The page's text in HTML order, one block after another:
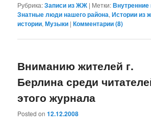
Рубрика:Записи из ЖЖ | Метки:Внутренние
Знатные люди нашего района,Истории из
истории,Музыки |Комментарии (8)
Вниманию жителей г.
Берлина среди
этого журнала
Posted on12.12.2008